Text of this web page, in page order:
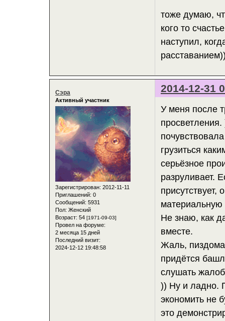
тоже думаю,
кого то
наступил,
2014-12-31
Сэра
Активный участник
Зарегистрирован: 2012-11-11
Приглашений: 0
Сообщений: 5931
Пол: Женский
Возраст: 54 [1971-09-03]
Провел на форуме:
2 месяца 15 дней
Последний визит:
2024-12-12 19:48:58
У меня после
грузиться
серьёзное
разруливает.
материальную
Не знаю, как
вместе.
Жаль,
придётся
слушать
)) Ну и ладно.
экономить не
это